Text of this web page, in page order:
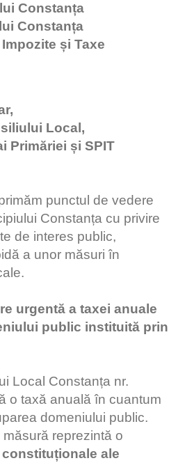
Constanța
Constanța
și Taxe
Local,
Primăriei și SPIT
punctul de vedere
Constanța cu privire
de interes public,
a unor măsuri în
urgentă a taxei anuale
public instituită prin
Local Constanța nr.
o taxă anuală în cuantum
domeniului public.
reprezintă o
ale